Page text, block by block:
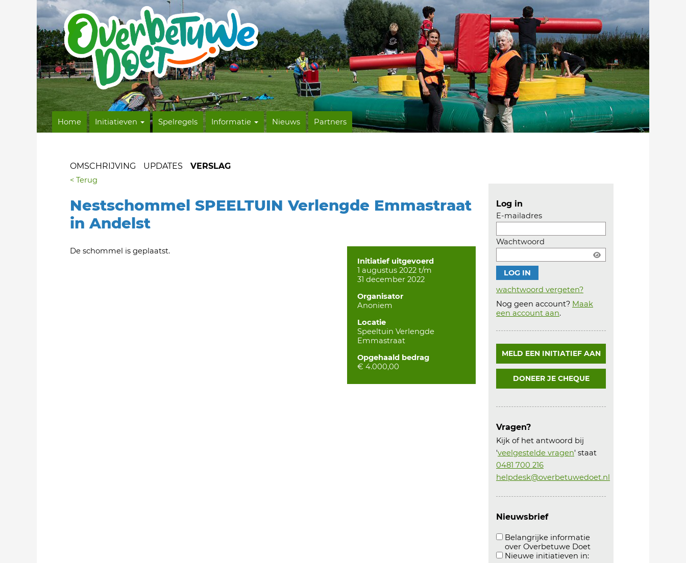
Home Initiatieven Spelregels Informatie Nieuws Partners
OMSCHRIJVING UPDATES VERSLAG
< Terug
Nestschommel SPEELTUIN Verlengde Emmastraat
in Andelst
De schommel is geplaatst.
Initiatief uitgevoerd
1 augustus 2022 t/m
31 december 2022
Organisator
Anoniem
Locatie
Speeltuin Verlengde
Emmastraat
Opgehaald bedrag
€ 4.000,00
Log in
E-mailadres
Wachtwoord
wachtwoord vergeten?
Nog geen account? Maak
een account aan.Account
MELD EEN INITIATIEF AAN
DONEER JE CHEQUE
Vragen?
Kijk of het antwoord bij
'veelgestelde vragen' staat
0481 700 216
helpdesk@overbetuwedoet.nl
Nieuwsbrief
Belangrijke informatie
over Overbetuwe Doet
Aanvinken om belangrijke informatie over
Nieuwe initiatieven in:Aanvinken om